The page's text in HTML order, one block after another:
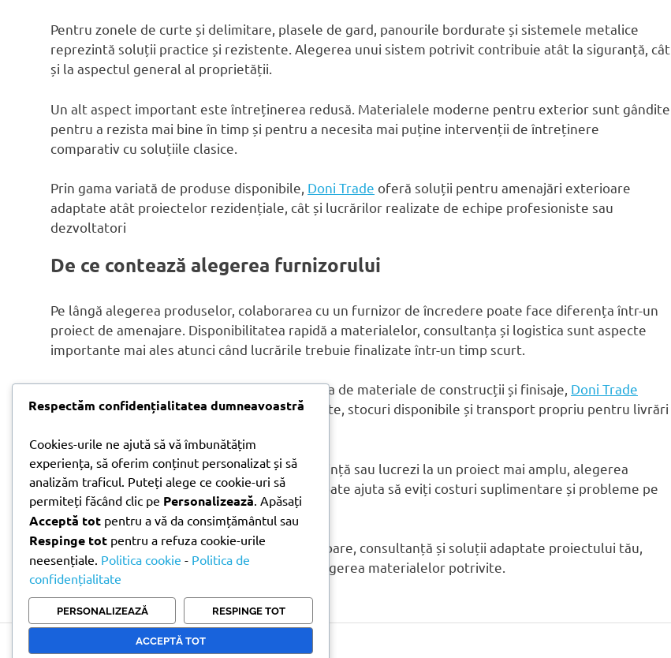
Pentru zonele de curte și delimitare, plasele de gard, panourile bordurate și sistemele metalice
reprezintă soluții practice și rezistente. Alegerea unui sistem potrivit contribuie atât la siguranță, cât
și la aspectul general al proprietății.
Un alt aspect important este întreținerea redusă. Materialele moderne pentru exterior sunt gândite
pentru a rezista mai bine în timp și pentru a necesita mai puține intervenții de întreținere
comparativ cu soluțiile clasice.
Prin gama variată de produse disponibile, Doni Trade oferă soluții pentru amenajări exterioare
adaptate atât proiectelor rezidențiale, cât și lucrărilor realizate de echipe profesioniste sau
dezvoltatori
De ce contează alegerea furnizorului
Pe lângă alegerea produselor, colaborarea cu un furnizor de încredere poate face diferența într-un
proiect de amenajare. Disponibilitatea rapidă a materialelor, consultanța și logistica sunt aspecte
importante mai ales atunci când lucrările trebuie finalizate într-un timp scurt.
Cu experiență de peste 20 de ani în distribuția de materiale de construcții și finisaje, Doni Trade
pune la dispoziția clienților produse consacrate, stocuri disponibile și transport propriu pentru livrări
Fie că amenajezi o terasă pentru propria locuință sau lucrezi la un proiect mai amplu, alegerea
materialelor potrivite încă de la început te poate ajuta să eviți costuri suplimentare și probleme pe
termen lung.
Pentru produse dedicate amenajărilor exterioare, consultanță și soluții adaptate proiectului tău,
echipaDoni Tradeîți poate oferi suport în alegerea materialelor potrivite.
amenajare
amenajare
Copyright © 2026 Doni Trade | Branding by Pion Media
Respectăm confidențialitatea dumneavoastră
Cookies-urile ne ajută să vă îmbunătățim
experiența, să oferim conținut personalizat și să
analizăm traficul. Puteți alege ce cookie-uri să
permiteți făcând clic pe Personalizează. Apăsați
Acceptă tot pentru a vă da consimțământul sau
Respinge tot pentru a refuza cookie-urile
neesențiale. Politica cookie - Politica de
confidențialitate
PERSONALIZEAZĂ RESPINGE TOT
ACCEPTĂ TOT